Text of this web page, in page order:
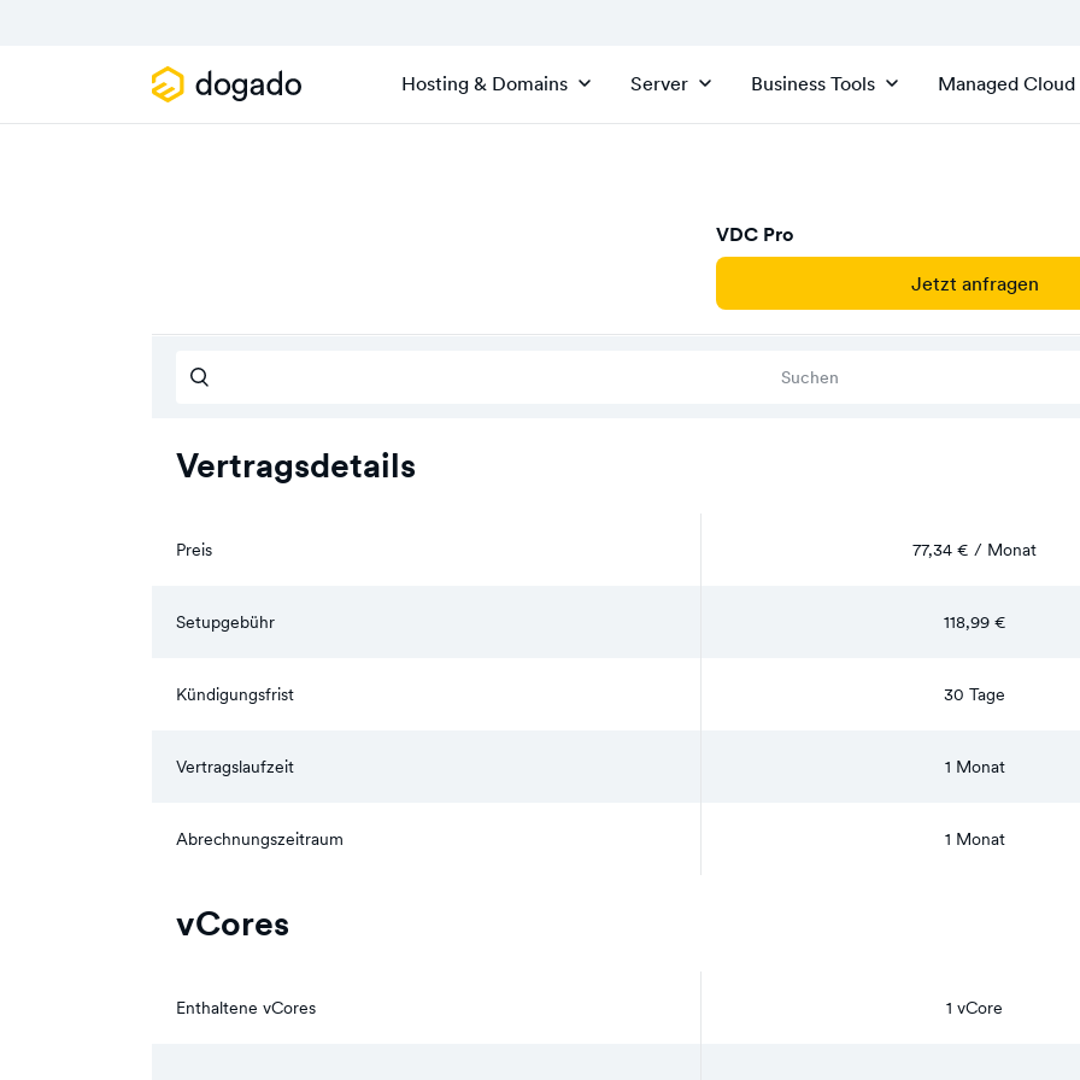
Hosting & Domains Server Business Tools Managed Cloud
VDC Pro
Jetzt anfragen
Vertragsdetails
Preis 77,34 € / Monat
Setupgebühr 118,99 €
Kündigungsfrist 30 Tage
Vertragslaufzeit 1 Monat
Abrechnungszeitraum 1 Monat
vCores
Enthaltene vCores 1 vCore